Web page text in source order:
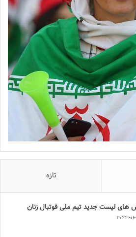
تازه
هاى ليست جدید تيم ملى فوتبال زنان
2023-